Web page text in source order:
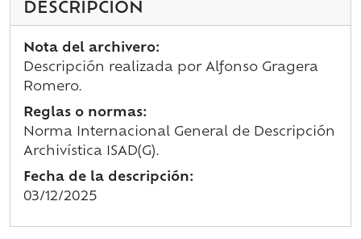
DESCRIPCIÓN
Nota del archivero:
Descripción realizada por Alfonso Gragera
Romero.
Reglas o normas:
Norma Internacional General de Descripción
Archivística ISAD(G).
Fecha de la descripción:
03/12/2025